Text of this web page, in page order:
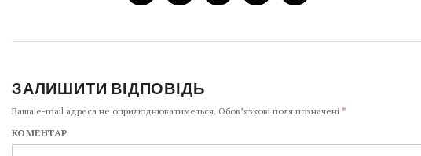
ЗАЛИШИТИ ВІДПОВІДЬ
Ваша e-mail адреса не оприлюднюватиметься. Обов’язкові поля позначені *
КОМЕНТАР